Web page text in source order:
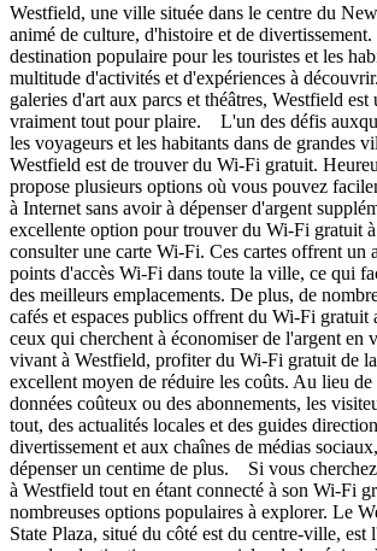
Westfield, une ville située dans le centre du
animé de culture, d'histoire et de
destination populaire pour les touristes et les
multitude d'activités et d'expériences à
galeries d'art aux parcs et théâtres, Westfield
vraiment tout pour plaire. L'un des défis
les voyageurs et les habitants dans de grandes
Westfield est de trouver du Wi-Fi gratuit.
propose plusieurs options où vous pouvez
à Internet sans avoir à dépenser d'argent
excellente option pour trouver du Wi-Fi gratuit
consulter une carte Wi-Fi. Ces cartes offrent un
points d'accès Wi-Fi dans toute la ville, ce qui
des meilleurs emplacements. De plus, de
cafés et espaces publics offrent du Wi-Fi
ceux qui cherchent à économiser de l'argent en
vivant à Westfield, profiter du Wi-Fi gratuit de
excellent moyen de réduire les coûts. Au lieu de
données coûteux ou des abonnements, les
tout, des actualités locales et des guides
divertissement et aux chaînes de médias
dépenser un centime de plus. Si vous
à Westfield tout en étant connecté à son Wi-Fi
nombreuses options populaires à explorer. Le
State Plaza, situé du côté est du centre-ville, est